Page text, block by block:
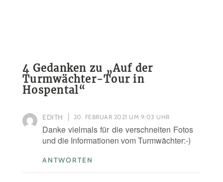
4 Gedanken zu „Auf der
Turmwächter-Tour in
Hospental“
EDITH 20. FEBRUAR 2021 UM 9:03 UHR
Danke vielmals für die verschneiten Fotos
und die Informationen vom Turmwächter:-)
ANTWORTEN